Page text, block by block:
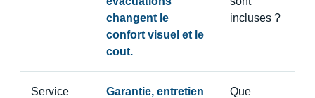
changent le
confort visuel et le
cout.
incluses ?
Service
Garantie, entretien
Que